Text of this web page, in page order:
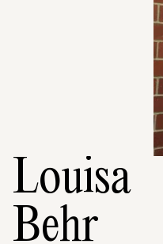
Louisa
Behr